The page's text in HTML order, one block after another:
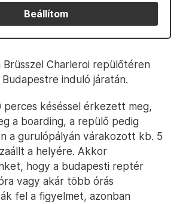
Beállítom
Brüsszel Charleroi repülőtéren
induló járatán.
perces késéssel érkezett meg,
a boarding, a repülő pedig
a gurulópályán várakozott kb. 5
a helyére. Akkor
hogy a budapesti reptér
vagy akár több órás
fel a figyelmet, azonban